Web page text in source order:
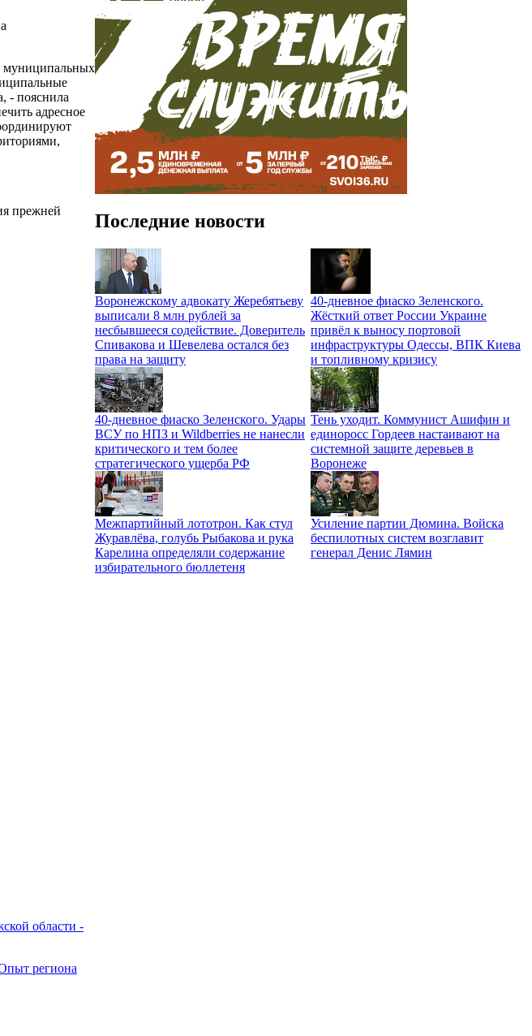
муниципальных
- пояснила
адресное
прежней
области -
региона
Последние новости
Воронежскому адвокату Жеребятьеву
выписали 8 млн рублей за
несбывшееся содействие. Доверитель
Спивакова и Шевелева остался без
права на защиту
40-дневное фиаско Зеленского.
Жёсткий ответ России Украине
привёл к выносу портовой
инфраструктуры Одессы, ВПК Киева
и топливному кризису
40-дневное фиаско Зеленского. Удары
ВСУ по НПЗ и Wildberries не нанесли
критического и тем более
стратегического ущерба РФ
Тень уходит. Коммунист Ашифин и
единоросс Гордеев настаивают на
системной защите деревьев в
Воронеже
Межпартийный лототрон. Как стул
Журавлёва, голубь Рыбакова и рука
Карелина определяли содержание
избирательного бюллетеня
Усиление партии Дюмина. Войска
беспилотных систем возглавит
генерал Денис Лямин